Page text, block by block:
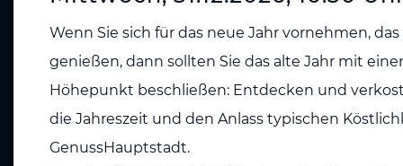
Wenn Sie sich für das neue Jahr vornehmen,
genießen, dann sollten Sie das alte Jahr mit
Höhepunkt beschließen: Entdecken und
die Jahreszeit und den Anlass typischen
GenussHauptstadt.